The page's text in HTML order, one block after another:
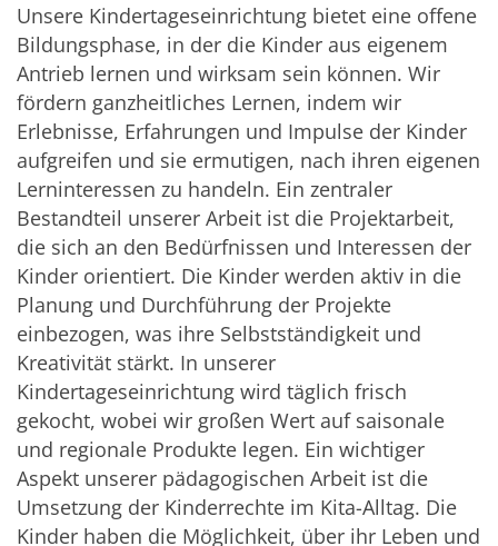
Unsere Kindertageseinrichtung bietet eine offene
Bildungsphase, in der die Kinder aus eigenem
Antrieb lernen und wirksam sein können. Wir
fördern ganzheitliches Lernen, indem wir
Erlebnisse, Erfahrungen und Impulse der Kinder
aufgreifen und sie ermutigen, nach ihren eigenen
Lerninteressen zu handeln. Ein zentraler
Bestandteil unserer Arbeit ist die Projektarbeit,
die sich an den Bedürfnissen und Interessen der
Kinder orientiert. Die Kinder werden aktiv in die
Planung und Durchführung der Projekte
einbezogen, was ihre Selbstständigkeit und
Kreativität stärkt. In unserer
Kindertageseinrichtung wird täglich frisch
gekocht, wobei wir großen Wert auf saisonale
und regionale Produkte legen. Ein wichtiger
Aspekt unserer pädagogischen Arbeit ist die
Umsetzung der Kinderrechte im Kita-Alltag. Die
Kinder haben die Möglichkeit, über ihr Leben und